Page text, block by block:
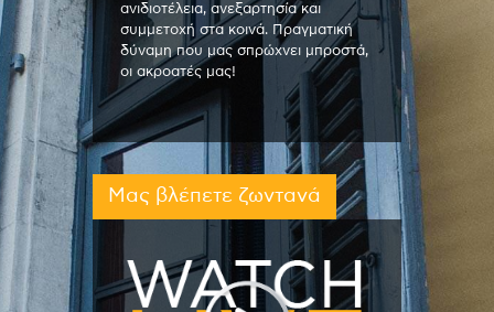
ανιδιοτέλεια, ανεξαρτησία και
συμμετοχή στα κοινά. Πραγματική
δύναμη που μας σπρώχνει μπροστά,
οι ακροατές μας!
Μας βλέπετε ζωντανά